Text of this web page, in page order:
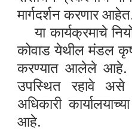
मार्गदर्शन करणार
या कार्यक्रमाचे
कोवाड येथील मंडल
करण्यात आलेले
उपस्थित रहावे
अधिकारी
आहे.